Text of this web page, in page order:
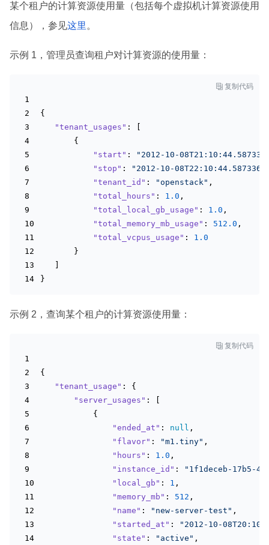
某个租户的计算资源使用量（包括每个虚拟机计算资源使用
信息），参见这里 。
示例 1，管理员查询租户对计算资源的使用量：
 复制代码
{
"tenant_usages" : [
       {
"start" :
"2012-10-
"stop" : "2012-10-08T22:10:44.587336"
"tenant_id" : "openstack" ,
"total_hours" : 1.0 ,
"total_local_gb_usage" : 1.0 ,
"total_memory_mb_usage" : 512.0 ,
"total_vcpus_usage" : 1.0
       }
}
示例 2，查询某个租户的计算资源使用量：
 复制代码
{
"tenant_usage" : {
"server_usages" : [
           {
"ended_at" : null ,
"flavor" : "m1.tiny" ,
"hours" : 1.0 ,
"instance_id" :
"1f1deceb-17b5-
"local_gb" : 1 ,
"memory_mb" : 512 ,
"name" : "new-server-test" ,
"started_at" :
"2012-10-
"state" : "active" ,